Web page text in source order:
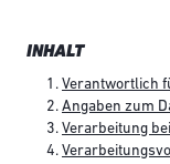
INHALT
Verantwortlich
Angaben zum
Verarbeitung